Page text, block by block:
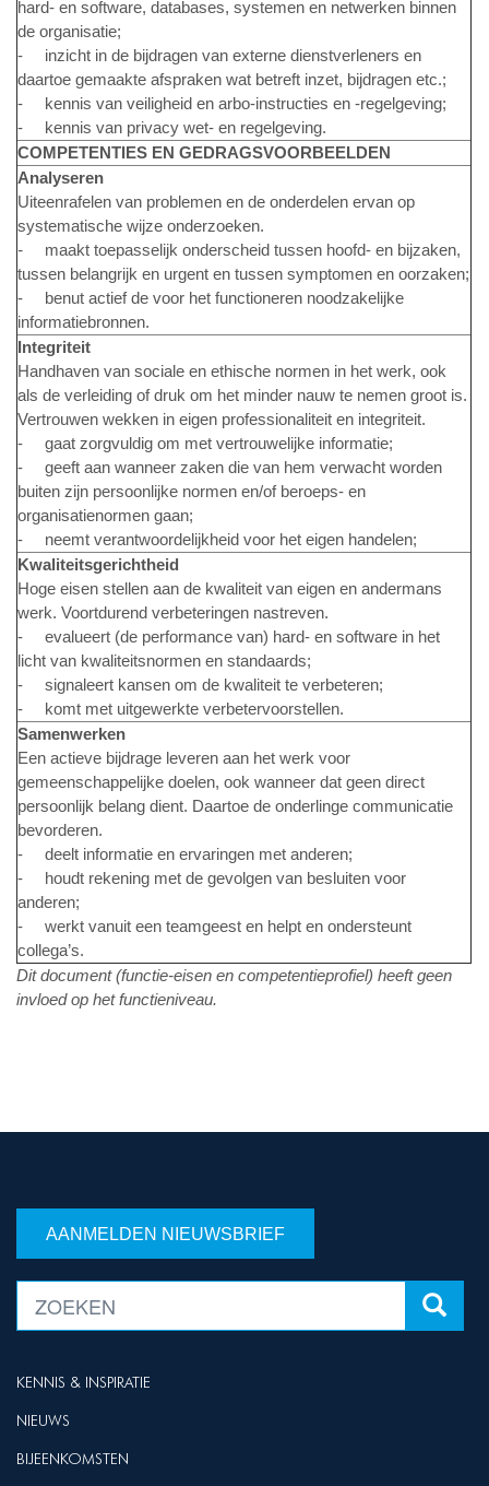
hard- en software, databases, systemen en netwerken binnen
de organisatie;
- inzicht in de bijdragen van externe dienstverleners en
daartoe gemaakte afspraken wat betreft inzet, bijdragen etc.;
- kennis van veiligheid en arbo-instructies en -regelgeving;
- kennis van privacy wet- en regelgeving.
COMPETENTIES EN GEDRAGSVOORBEELDEN
Analyseren
Uiteenrafelen van problemen en de onderdelen ervan op
systematische wijze onderzoeken.
- maakt toepasselijk onderscheid tussen hoofd- en bijzaken,
tussen belangrijk en urgent en tussen symptomen en oorzaken;
- benut actief de voor het functioneren noodzakelijke
informatiebronnen.
Integriteit
Handhaven van sociale en ethische normen in het werk, ook
als de verleiding of druk om het minder nauw te nemen groot is.
Vertrouwen wekken in eigen professionaliteit en integriteit.
- gaat zorgvuldig om met vertrouwelijke informatie;
- geeft aan wanneer zaken die van hem verwacht worden
buiten zijn persoonlijke normen en/of beroeps- en
organisatienormen gaan;
- neemt verantwoordelijkheid voor het eigen handelen;
Kwaliteitsgerichtheid
Hoge eisen stellen aan de kwaliteit van eigen en andermans
werk. Voortdurend verbeteringen nastreven.
- evalueert (de performance van) hard- en software in het
licht van kwaliteitsnormen en standaards;
- signaleert kansen om de kwaliteit te verbeteren;
- komt met uitgewerkte verbetervoorstellen.
Samenwerken
Een actieve bijdrage leveren aan het werk voor
gemeenschappelijke doelen, ook wanneer dat geen direct
persoonlijk belang dient. Daartoe de onderlinge communicatie
bevorderen.
- deelt informatie en ervaringen met anderen;
- houdt rekening met de gevolgen van besluiten voor
anderen;
- werkt vanuit een teamgeest en helpt en ondersteunt
collega’s.
Dit document (functie-eisen en competentieprofiel) heeft geen
invloed op het functieniveau.
AANMELDEN NIEUWSBRIEF
KENNIS & INSPIRATIE
NIEUWS
BIJEENKOMSTEN